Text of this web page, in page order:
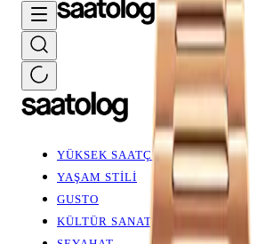
YÜKSEK SAATÇİLİK
YAŞAM STİLİ
GUSTO
KÜLTÜR SANAT